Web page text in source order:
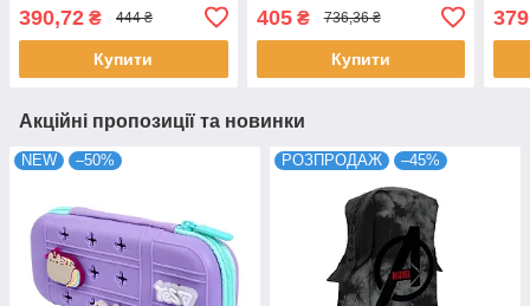
390,72 ₴ 444 ₴
Купити
405₴ 736,36 ₴
Купити
Акційні пропозиції та новинки
NEW –50% РОЗПРОДАЖ –45%